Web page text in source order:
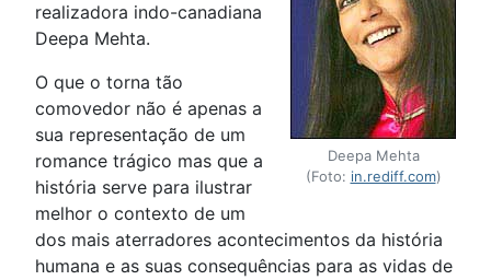
Deepa Mehta
(Foto: in.rediff.com)
realizadora indo-canadiana
Deepa Mehta.
O que o torna tão
comovedor não é apenas a
sua representação de um
romance trágico mas que a
história serve para ilustrar
melhor o contexto de um
dos mais aterradores acontecimentos da história
humana e as suas consequências para as vidas de